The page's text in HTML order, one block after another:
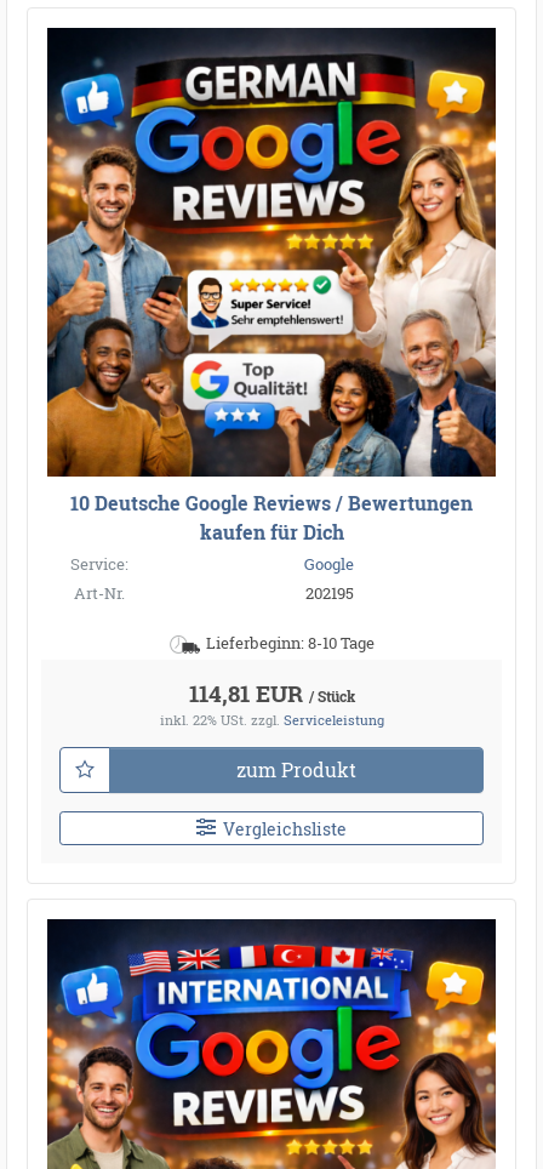
10 Deutsche Google Reviews / Bewertungen
kaufen für Dich
Service:
Google
Art-Nr.
202195
Lieferbeginn: 8-10 Tage
114,81 EUR / Stück
inkl. 22% USt. zzgl. Serviceleistung
zum Produkt
Vergleichsliste